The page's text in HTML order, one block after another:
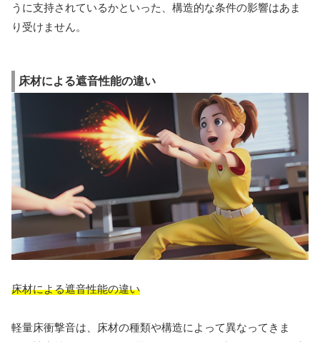
うに支持されているかといった、構造的な条件の影響はあま
り受けません。
床材による遮音性能の違い
床材による遮音性能の違い
軽量床衝撃音は、床材の種類や構造によって異なってきま